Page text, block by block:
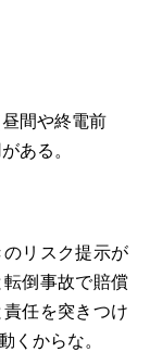
間や終電前
ある。
リスク提示が
転倒事故で賠償
任を突きつけ
くからな。